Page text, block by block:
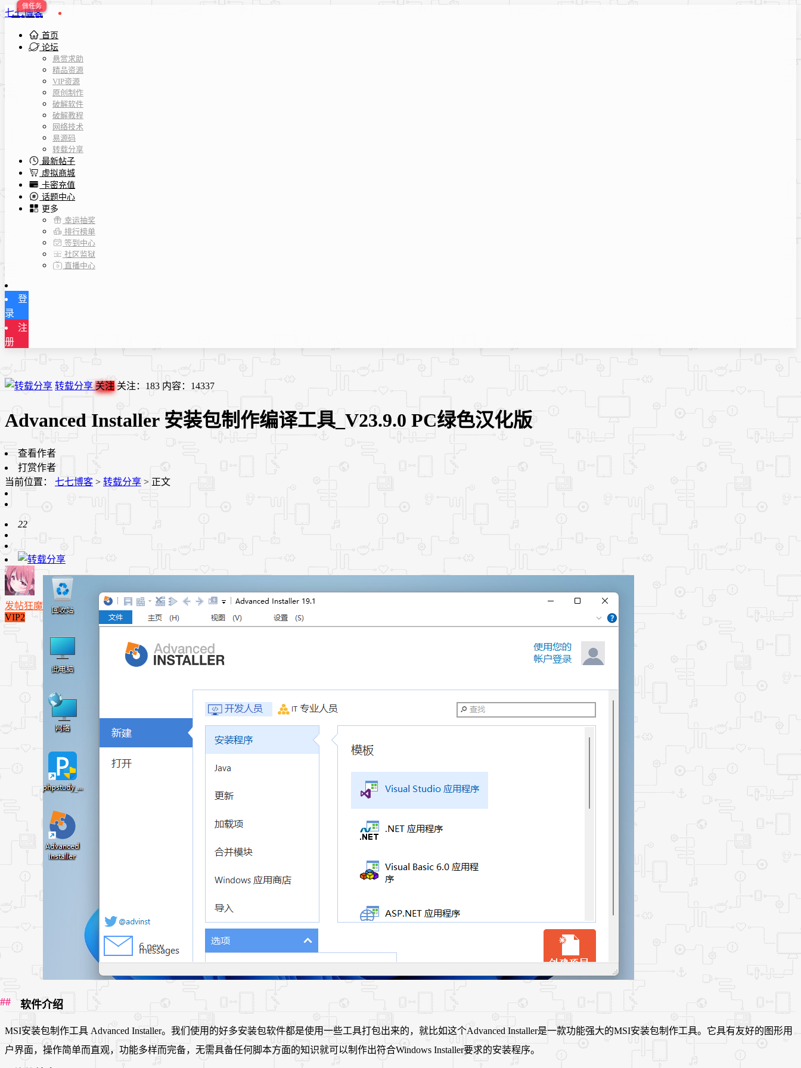
七七博客
首页
论坛
悬赏求助
精品资源
VIP资源
原创制作
破解软件
破解教程
网络技术
易源码
转载分享
最新帖子
虚拟商城
卡密充值
话题中心
更多
幸运抽奖
排行榜单
签到中心
社区监狱
直播中心
登
录
注
册
转载分享关注 关注： 183 内容： 14337
Advanced Installer 安装包制作编译工具_V23.9.0 PC绿色汉化版
查看作者
打赏作者
当前位置： 七七博客 > 转载分享 > 正文
22
发帖狂魔
VIP2
软件介绍
MSI安装包制作工具 Advanced Installer。我们使用的好多安装包软件都是使用一些工具打包出来的，就比如这个Advanced Installer是一款功能强大的MSI安装包制作工具。它具有友好的图形用
户界面，操作简单而直观，功能多样而完备，无需具备任何脚本方面的知识就可以制作出符合Windows Installer要求的安装程序。